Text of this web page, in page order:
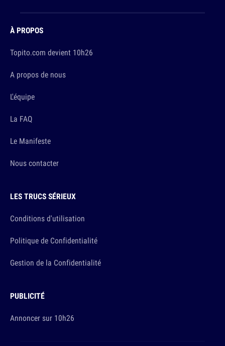
À PROPOS
Topito.com devient 10h26
A propos de nous
L'équipe
La FAQ
Le Manifeste
Nous contacter
LES TRUCS SÉRIEUX
Conditions d'utilisation
Politique de Confidentialité
Gestion de la Confidentialité
PUBLICITÉ
Annoncer sur 10h26